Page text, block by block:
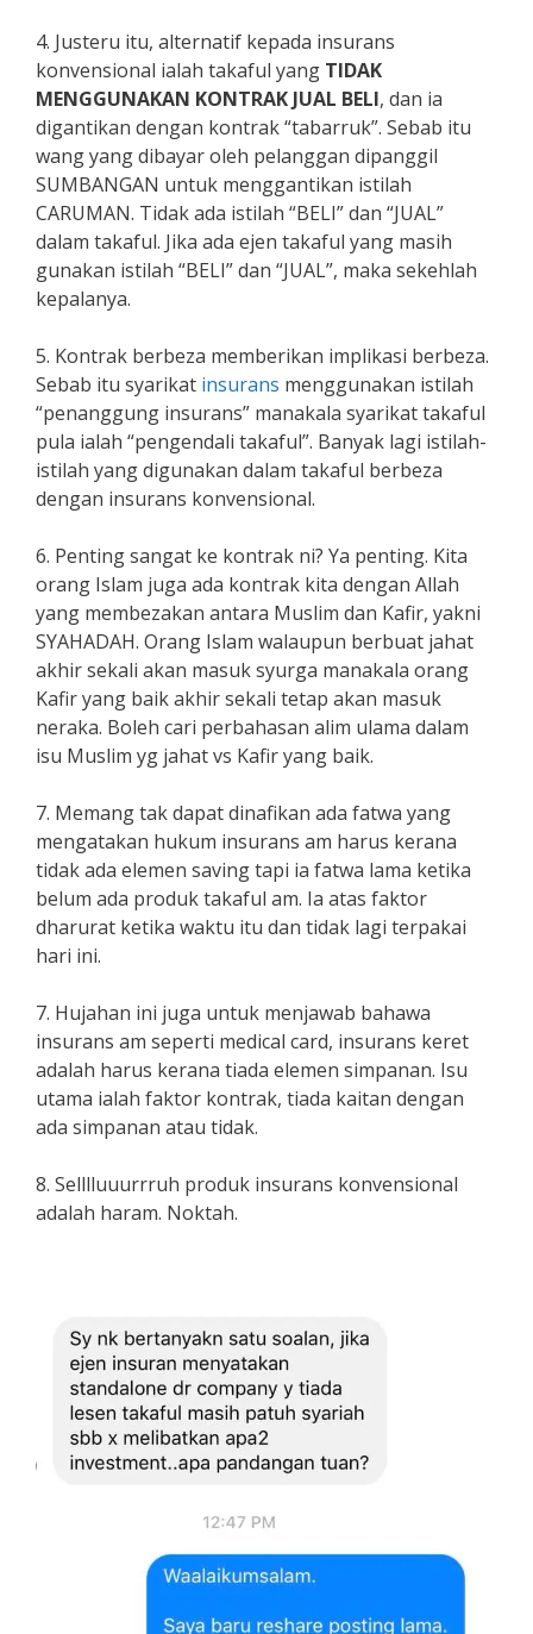
4. Justeru itu, alternatif kepada insurans
konvensional ialah takaful yang TIDAK
MENGGUNAKAN KONTRAK JUAL BELI, dan ia
digantikan dengan kontrak “tabarruk”. Sebab itu
wang yang dibayar oleh pelanggan dipanggil
SUMBANGAN untuk menggantikan istilah
CARUMAN. Tidak ada istilah “BELI” dan “JUAL”
dalam takaful. Jika ada ejen takaful yang masih
gunakan istilah “BELI” dan “JUAL”, maka sekehlah
kepalanya.
5. Kontrak berbeza memberikan implikasi berbeza.
Sebab itu syarikat insurans menggunakan istilah
“penanggung insurans” manakala syarikat takaful
pula ialah “pengendali takaful”. Banyak lagi istilah-
istilah yang digunakan dalam takaful berbeza
dengan insurans konvensional.
6. Penting sangat ke kontrak ni? Ya penting. Kita
orang Islam juga ada kontrak kita dengan Allah
yang membezakan antara Muslim dan Kafir, yakni
SYAHADAH. Orang Islam walaupun berbuat jahat
akhir sekali akan masuk syurga manakala orang
Kafir yang baik akhir sekali tetap akan masuk
neraka. Boleh cari perbahasan alim ulama dalam
isu Muslim yg jahat vs Kafir yang baik.
7. Memang tak dapat dinafikan ada fatwa yang
mengatakan hukum insurans am harus kerana
tidak ada elemen saving tapi ia fatwa lama ketika
belum ada produk takaful am. Ia atas faktor
dharurat ketika waktu itu dan tidak lagi terpakai
hari ini.
7. Hujahan ini juga untuk menjawab bahawa
insurans am seperti medical card, insurans keret
adalah harus kerana tiada elemen simpanan. Isu
utama ialah faktor kontrak, tiada kaitan dengan
ada simpanan atau tidak.
8. Selllluuurrruh produk insurans konvensional
adalah haram. Noktah.